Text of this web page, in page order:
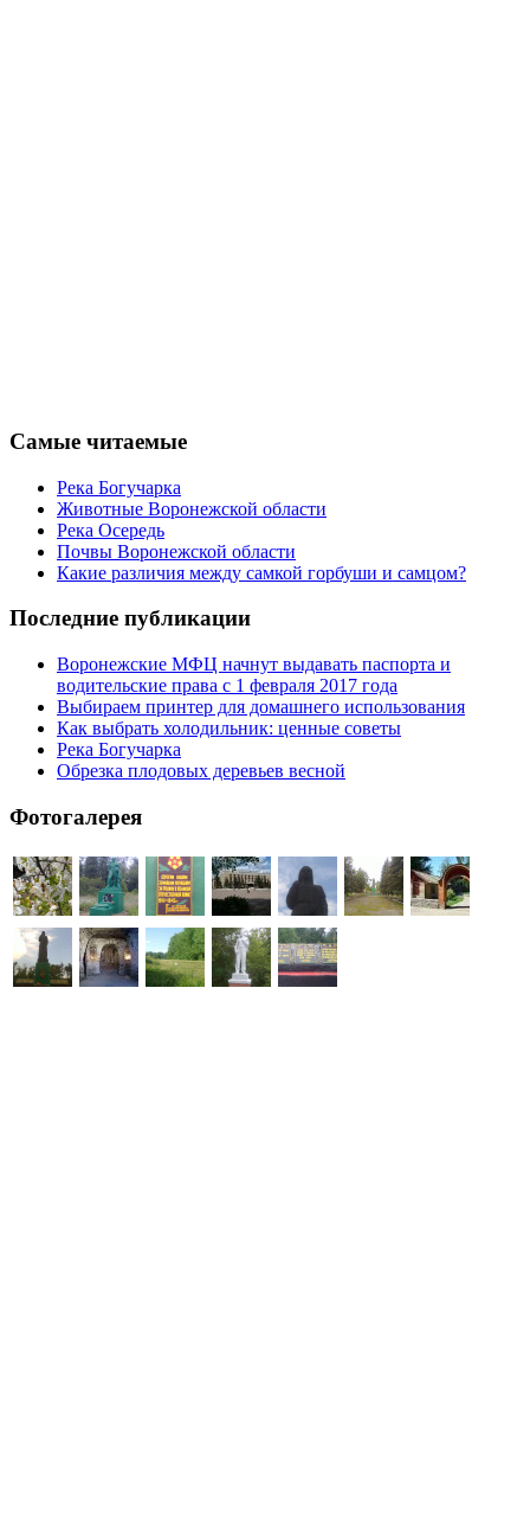
Самые читаемые
Река Богучарка
Животные Воронежской области
Река Осередь
Почвы Воронежской области
Какие различия между самкой горбуши и самцом?
Последние публикации
Воронежские МФЦ начнут выдавать паспорта и
водительские права с 1 февраля 2017 года
Выбираем принтер для домашнего использования
Как выбрать холодильник: ценные советы
Река Богучарка
Обрезка плодовых деревьев весной
Фотогалерея